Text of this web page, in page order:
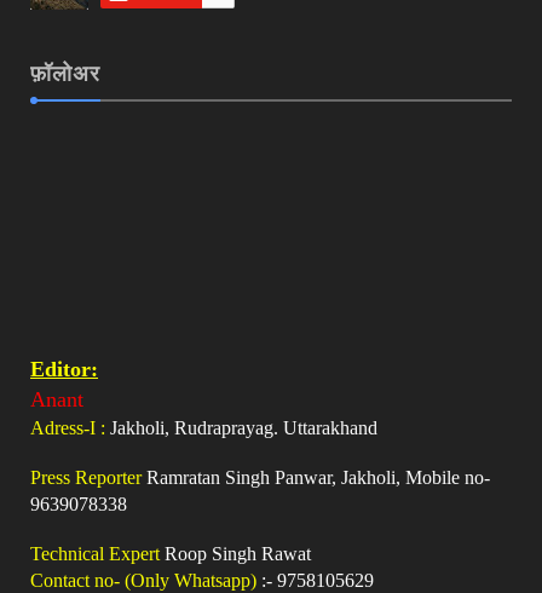
फ़ॉलोअर
Editor:
Anant
Adress-I : Jakholi, Rudraprayag. Uttarakhand
Press ReporterRamratan Singh Panwar, Jakholi, Mobile no-
9639078338
Technical Expert Roop Singh Rawat
Contact no- (Only Whatsapp) :- 9758105629